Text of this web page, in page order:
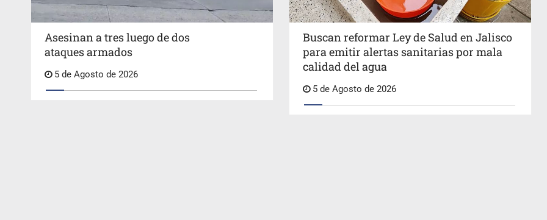
Asesinan a tres luego de dos
ataques armados
5 de Agosto de 2026
Buscan reformar Ley de Salud en Jalisco
para emitir alertas sanitarias por mala
calidad del agua
5 de Agosto de 2026